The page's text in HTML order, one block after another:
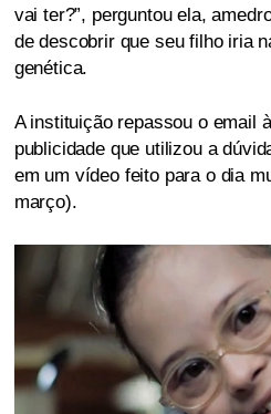
vai ter?”, perguntou ela,
de descobrir que seu filho iria
genética.
A instituição repassou o email
publicidade que utilizou a
em um vídeo feito para o dia
março).